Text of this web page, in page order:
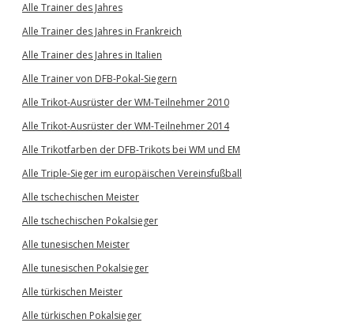
Alle Trainer des Jahres
Alle Trainer des Jahres in Frankreich
Alle Trainer des Jahres in Italien
Alle Trainer von DFB-Pokal-Siegern
Alle Trikot-Ausrüster der WM-Teilnehmer 2010
Alle Trikot-Ausrüster der WM-Teilnehmer 2014
Alle Trikotfarben der DFB-Trikots bei WM und EM
Alle Triple-Sieger im europäischen Vereinsfußball
Alle tschechischen Meister
Alle tschechischen Pokalsieger
Alle tunesischen Meister
Alle tunesischen Pokalsieger
Alle türkischen Meister
Alle türkischen Pokalsieger